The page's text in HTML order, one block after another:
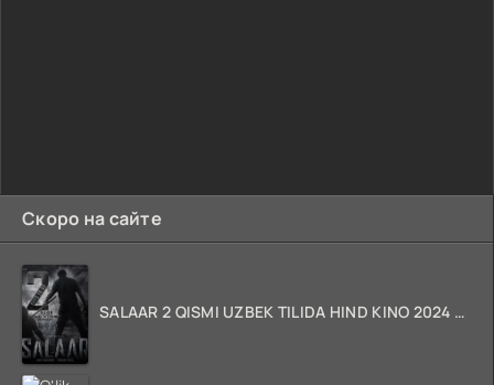
Скоро на сайте
SALAAR 2 QISMI UZBEK TILIDA HIND KINO 2024 TARJIMA 720p HD Skachat